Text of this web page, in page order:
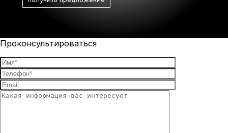
Проконсультироваться